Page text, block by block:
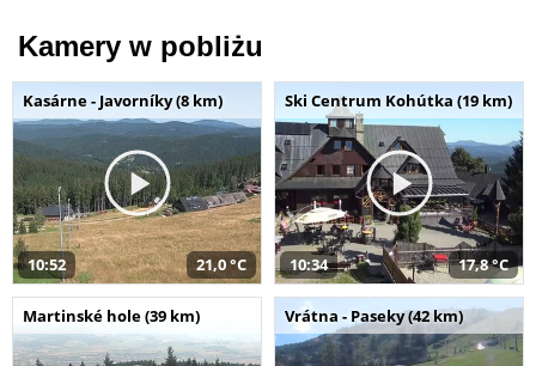
Kamery w pobliżu
Kasárne - Javorníky (8 km)
10:52 21,0 °C
Ski Centrum Kohútka (19 km)
10:34 17,8 °C
Martinské hole (39 km) Vrátna - Paseky (42 km)